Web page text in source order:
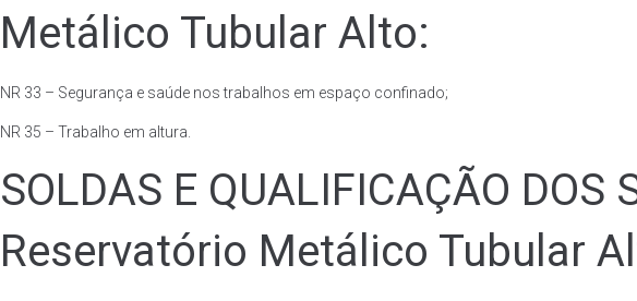
Metálico Tubular Alto:
NR 33 – Segurança e saúde nos trabalhos em espaço confinado;
NR 35 – Trabalho em altura.
SOLDAS E QUALIFICAÇÃO DOS
Reservatório Metálico Tubular